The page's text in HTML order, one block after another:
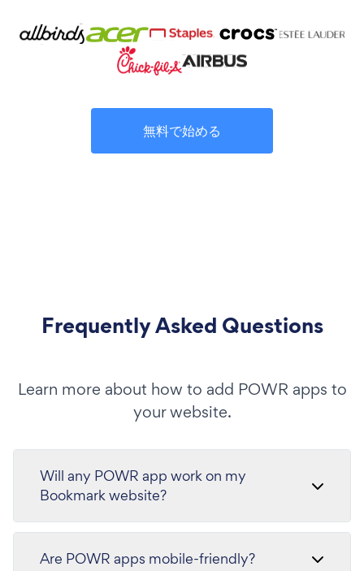
無料で始める
Frequently Asked Questions
Learn more about how to add POWR apps to
your website.
Will any POWR app work on my
Bookmark website?
Are POWR apps mobile-friendly?